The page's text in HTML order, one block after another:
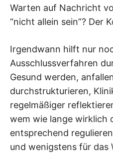
Warten auf Nachricht
“nicht allein sein”? Der
Irgendwann hilft nur
Ausschlussverfahren
Gesund werden,
durchstrukturieren,
regelmäßiger
wem wie lange wirklich
entsprechend
und wenigstens für das